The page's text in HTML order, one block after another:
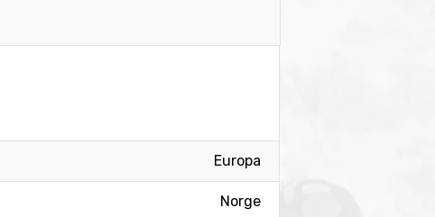
Europa
Norge